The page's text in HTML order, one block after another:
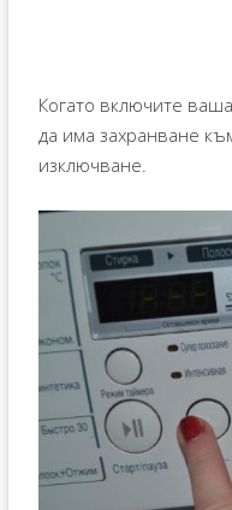
Когато включите
да има захранване
изключване.